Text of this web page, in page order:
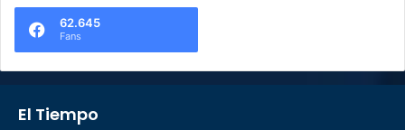
62.645
Fans
El Tiempo